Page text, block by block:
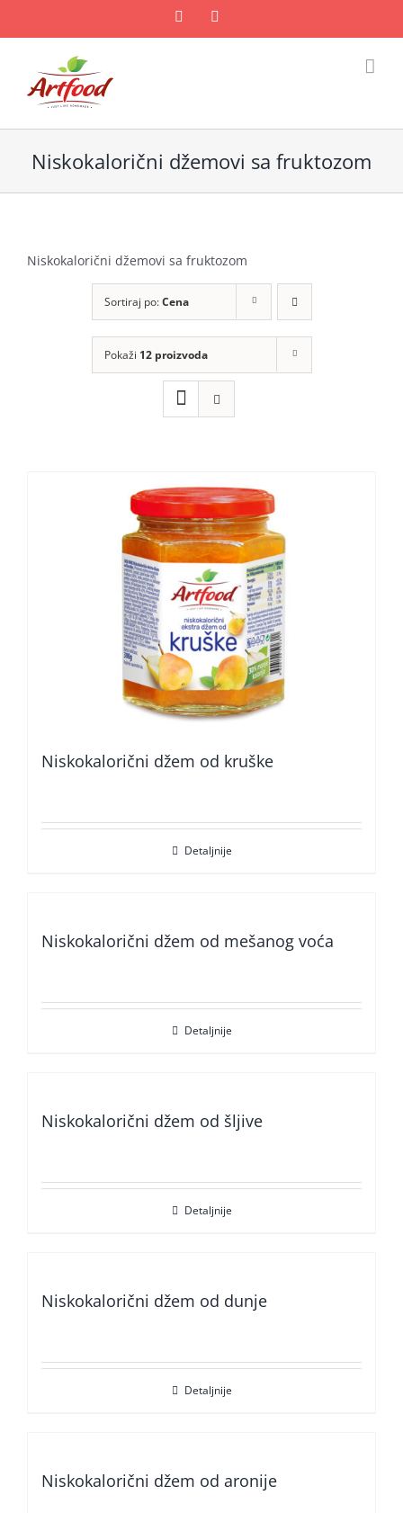
Facebook
Niskokalorični džemovi sa fruktozom
Niskokalorični džemovi sa fruktozom
Sortiraj po:Cena
Pokaži 12 proizvoda
Niskokalorični džem od kruške
Detaljnije
Niskokalorični džem od mešanog voća
Detaljnije
Niskokalorični džem od šljive
Detaljnije
Niskokalorični džem od dunje
Detaljnije
Niskokalorični džem od aronije